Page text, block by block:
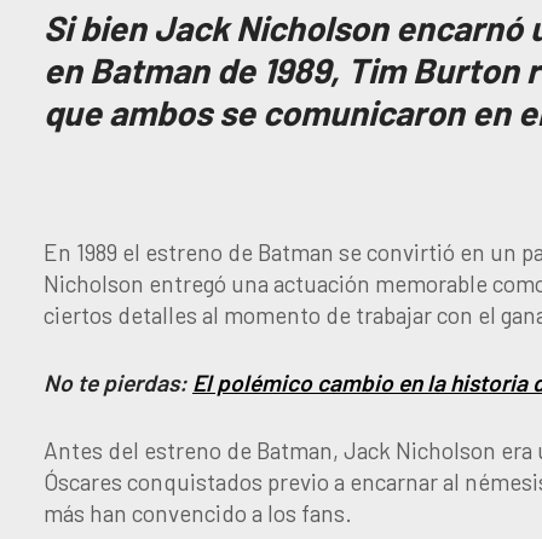
Si bien Jack Nicholson
en Batman de 1989, Tim
que ambos se comunicaron en
En 1989 el estreno de Batman se convirtió en un
Nicholson entregó una actuación memorable
ciertos detalles al momento de trabajar con el
No te pierdas: El polémico cambio en la historia
Antes del estreno de Batman, Jack Nicholson
Óscares conquistados previo a encarnar al
más han convencido a los fans.